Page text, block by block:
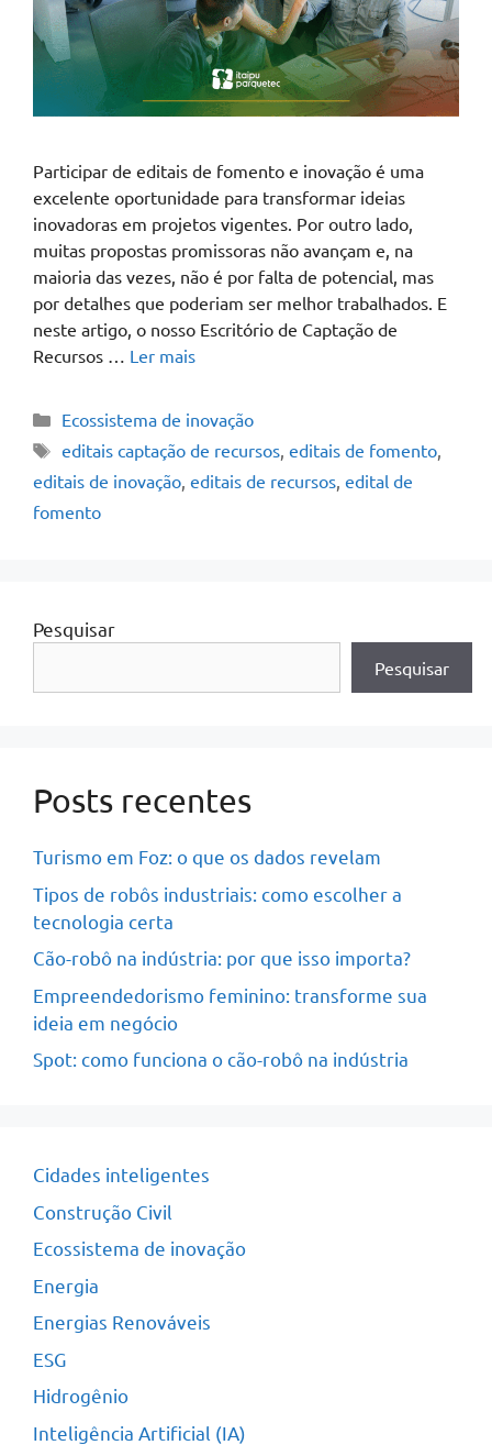
Participar de editais de fomento e inovação é uma
excelente oportunidade para transformar ideias
inovadoras em projetos vigentes. Por outro lado,
muitas propostas promissoras não avançam e, na
maioria das vezes, não é por falta de potencial, mas
por detalhes que poderiam ser melhor trabalhados. E
neste artigo, o nosso Escritório de Captação de
Recursos … Ler mais
Ecossistema de inovação
editais captação de recursos, editais de fomento,
editais de inovação, editais de recursos, edital de
fomento
Pesquisar
Pesquisar
Posts recentes
Turismo em Foz: o que os dados revelam
Tipos de robôs industriais: como escolher a
tecnologia certa
Cão-robô na indústria: por que isso importa?
Empreendedorismo feminino: transforme sua
ideia em negócio
Spot: como funciona o cão-robô na indústria
Cidades inteligentes
Construção Civil
Ecossistema de inovação
Energia
Energias Renováveis
ESG
Hidrogênio
Inteligência Artificial (IA)